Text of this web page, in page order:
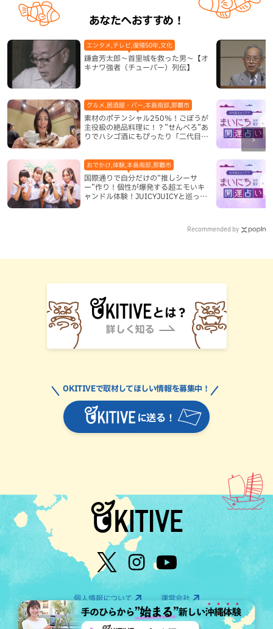
あなたへおすすめ！
鎌倉芳太郎～首里城を救った男～【オ
キナワ強者（チューバー）列伝】
エンタメ,テレビ,復帰50年,文化
素材のポテンシャル250％！ごぼうが
主役級の絶品料理に！？”せんべろ”あ
りでハシゴ酒にもぴったり「二代目ふ
グルメ,居酒屋・バー,本島南部,那覇市
国際通りで自分だけの“推しシーサ
ー”作り！個性が爆発する超エモいキ
ャンドル体験！JUICYJUICYと巡って
おでかけ,体験,本島南部,那覇市
Recommended by
に送る！
OKITIVEで取材してほしい情報を募集中！
個人情報について 運営会社
©OTV CO.,LTD All Rights Reserved.